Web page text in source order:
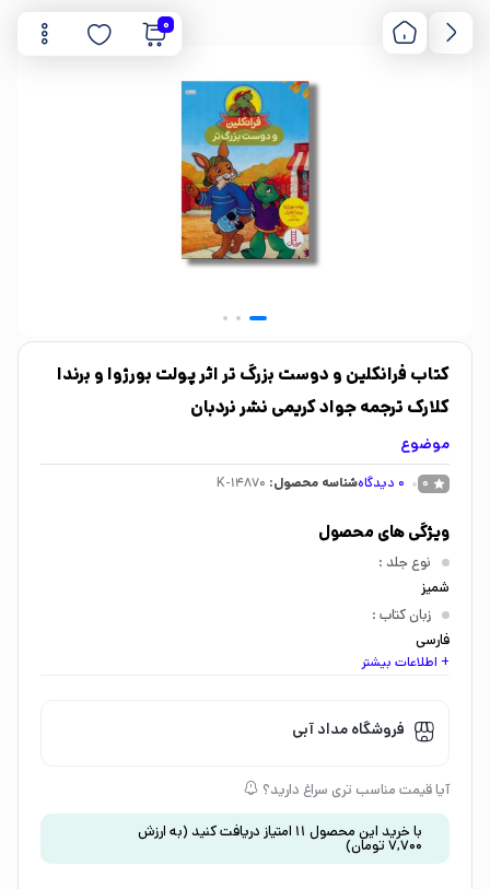
0
کتاب فرانکلین و دوست بزرگ تر اثر پولت بورژوا و برندا
کلارک ترجمه جواد کریمی نشر نردبان
موضوع
0
0 دیدگاهشناسه محصول: K-14870
ویژگی های محصول
نوع جلد :
شمیز
زبان کتاب :
فارسی
اندازه کتاب:
گروه سنی :
کودک 5 تا 7 سال
داستان و رمان،دوستی
+ اطلاعات بیشتر
فروشگاه مداد آبی
آیا قیمت مناسب تری سراغ دارید؟
با خرید این محصول 11 امتیاز دریافت کنید (به ارزش
7,700 تومان)